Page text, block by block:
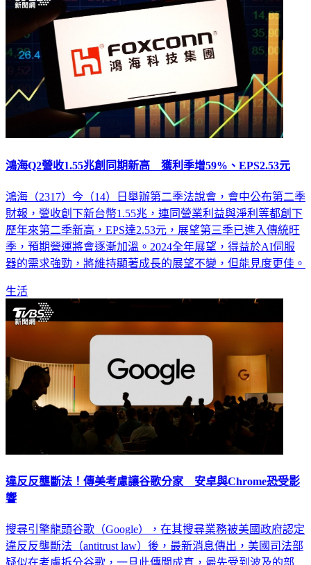
鴻海Q2營收1.55兆創同期新高 獲利季增59%、EPS2.53元
鴻海（2317）今（14）日舉辦第二季法說會，會中公布第二季
財報，營收創下新台幣1.55兆，連同營業利益與淨利等都創下
歷年來第二季新高，EPS達2.53元，展望第三季已進入傳統旺
季，預期營運將會逐漸加溫。2024全年展望，得益於AI伺服
器的需求強勁，將維持顯著成長的展望不變，但能見度更佳。
生活
違反反壟斷法！傳美考慮讓谷歌分家 安卓與Chrome恐受影
響
搜尋引擎龍頭谷歌（Google），在其搜尋業務被美國政府認定
違反反壟斷法（antitrust law）後，最新消息傳出，美國司法部